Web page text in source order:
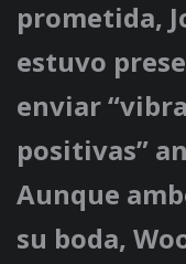
prometida,
estuvo
enviar
positivas”
Aunque
su boda,